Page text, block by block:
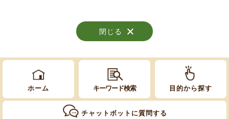
ホーム キーワード検索 目的から探す
チャットボットに質問する
閉じる
閉じる
閉じる